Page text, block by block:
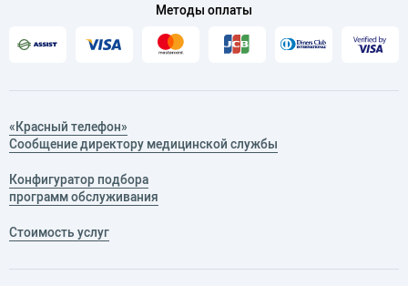
Методы оплаты
«Красный телефон»
Сообщение директору медицинской службы
Конфигуратор подбора
программ обслуживания
Стоимость услуг